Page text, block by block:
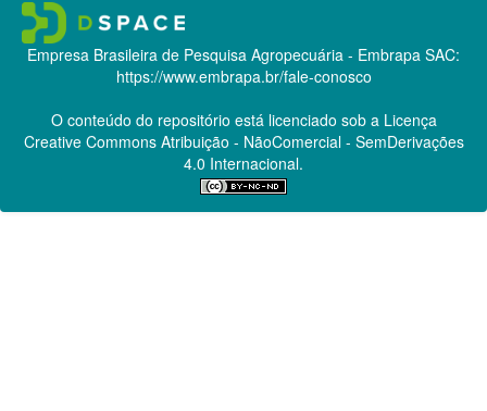
Empresa Brasileira de Pesquisa Agropecuária - Embrapa SAC:
https://www.embrapa.br/fale-conosco
O conteúdo do repositório está licenciado sob a Licença
Creative CommonsAtribuição - NãoComercial - SemDerivações
4.0 Internacional.